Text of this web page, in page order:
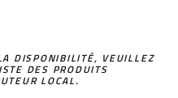
DISPONIBILITÉ, VEUILLEZ
DES PRODUITS
LOCAL.